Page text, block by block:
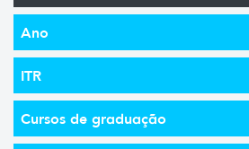
Ano
ITR
Cursos de graduação